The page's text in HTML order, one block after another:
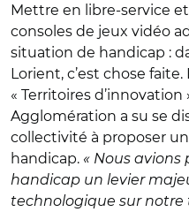
Mettre en libre-service
consoles de jeux vidéo
situation de handicap :
Lorient, c’est chose
« Territoires d’innovation
Agglomération a su se
collectivité à proposer
handicap. « Nous
handicap un levier
technologique sur notre